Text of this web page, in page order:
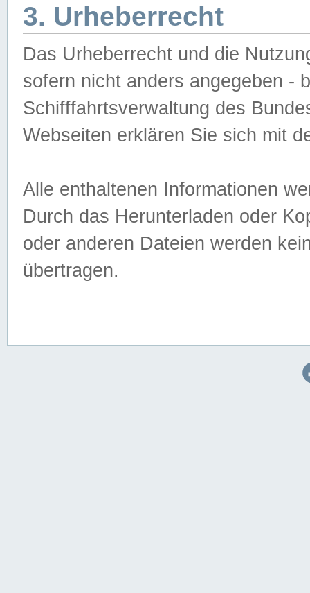
3. Urheberrecht
Das Urheberrecht und die
sofern nicht anders angegeben -
Schifffahrtsverwaltung des
Webseiten erklären Sie sich mit
Alle enthaltenen Informationen
Durch das Herunterladen oder
oder anderen Dateien werden
übertragen.